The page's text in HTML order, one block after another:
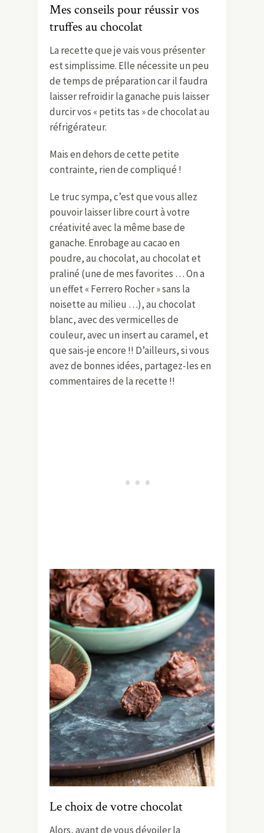
Mes conseils pour réussir vos
truffes au chocolat
La recette que je vais vous présenter
est simplissime. Elle nécessite un peu
de temps de préparation car il faudra
laisser refroidir la ganache puis laisser
durcir vos « petits tas » de chocolat au
réfrigérateur.
Mais en dehors de cette petite
contrainte, rien de compliqué !
Le truc sympa, c’est que vous allez
pouvoir laisser libre court à votre
créativité avec la même base de
ganache. Enrobage au cacao en
poudre, au chocolat, au chocolat et
praliné (une de mes favorites … On a
un effet « Ferrero Rocher » sans la
noisette au milieu …), au chocolat
blanc, avec des vermicelles de
couleur, avec un insert au caramel, et
que sais-je encore !! D’ailleurs, si vous
avez de bonnes idées, partagez-les en
commentaires de la recette !!
Le choix de votre chocolat
Alors, avant de vous dévoiler la